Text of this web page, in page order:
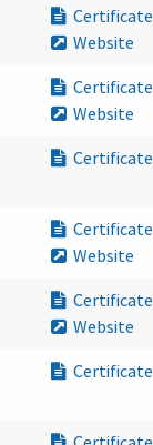
Certificate
Website
Certificate
Website
Certificate
Certificate
Website
Certificate
Website
Certificate